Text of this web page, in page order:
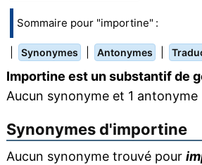
Sommaire pour "importine" :
Synonymes Antonymes
Importine est un substantif de
Aucun synonyme et 1
Synonymes d'importine
Aucun synonyme trouvé pour